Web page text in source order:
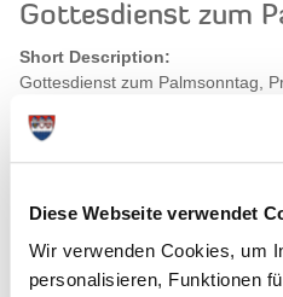
Diese Webseite verwendet
Wir verwenden Cookies, um
personalisieren, Funktionen
Gottesdienst zum
Short Description:
Gottesdienst zum Palmsonntag,
When?
Sunday, 29.03.2026
10:00 Uhr
Ev.-Luth. Kirchengemeinde St.
Bornstücken 6 ,Oelixdorf